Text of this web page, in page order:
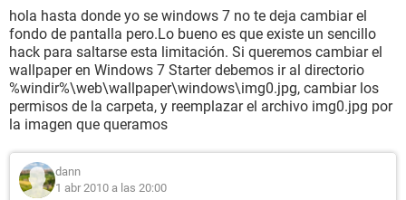
hola hasta donde yo se windows 7 no te deja cambiar el
fondo de pantalla pero.Lo bueno es que existe un sencillo
hack para saltarse esta limitación. Si queremos cambiar el
wallpaper en Windows 7 Starter debemos ir al directorio
%windir%\web\wallpaper\windows\img0.jpg, cambiar los
permisos de la carpeta, y reemplazar el archivo img0.jpg por
la imagen que queramos
dann
1 abr 2010 a las 20:00